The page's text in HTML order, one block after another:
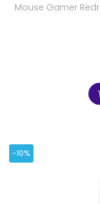
Mouse Gamer
-10%